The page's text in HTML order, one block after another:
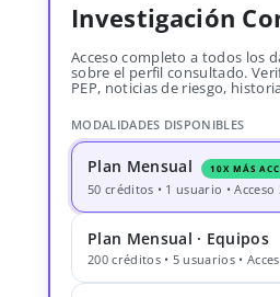
Investigación
Acceso completo a todos los
sobre el perfil consultado.
PEP, noticias de riesgo,
MODALIDADES DISPONIBLES
Plan Mensual 10X MÁS
50 créditos • 1 usuario • Acceso
Plan Mensual · Equipos
200 créditos • 5 usuarios •